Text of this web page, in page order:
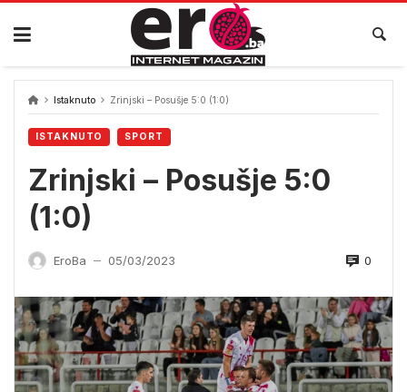
Skip
content
Istaknuto Zrinjski – Posušje 5:0 (1:0)
ISTAKNUTO SPORT
Zrinjski – Posušje 5:0
(1:0)
EroBa — 05/03/2023 0